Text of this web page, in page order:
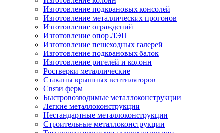
Изготовление подкрановых консолей
Изготовление металлических прогонов
Изготовление ограждений
Изготовление опор ЛЭП
Изготовление пешеходных галерей
Изготовление подкрановых балок
Изготовление ригелей и колонн
Ростверки металлические
Стаканы крышных вентиляторов
Связи ферм
Быстровозводимые металлоконструкции
Легкие металлоконструкции
Нестандартные металлоконструкции
Строительные металлоконструкции